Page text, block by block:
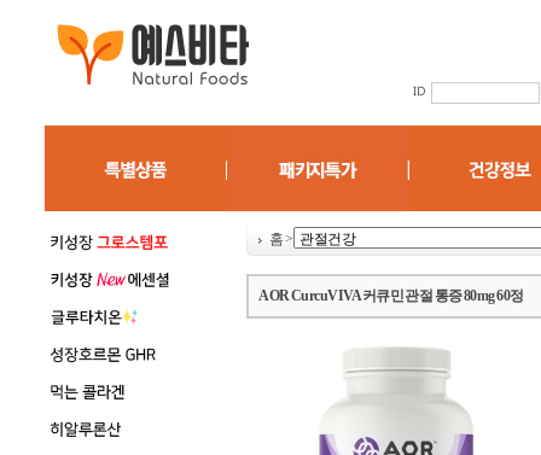
홈>
AOR CurcuVIVA 커큐민 관절 통증 80mg 60정